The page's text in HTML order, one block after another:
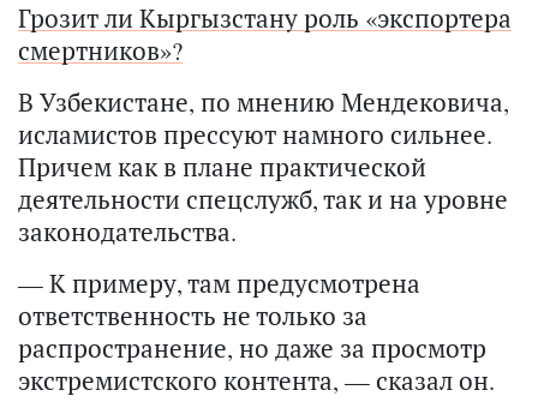
Грозит ли Кыргызстану роль «экспортера
смертников»?
В Узбекистане, по мнению Мендековича,
исламистов прессуют намного сильнее.
Причем как в плане практической
деятельности спецслужб, так и на уровне
законодательства.
— К примеру, там предусмотрена
ответственность не только за
распространение, но даже за просмотр
экстремистского контента, — сказал он.